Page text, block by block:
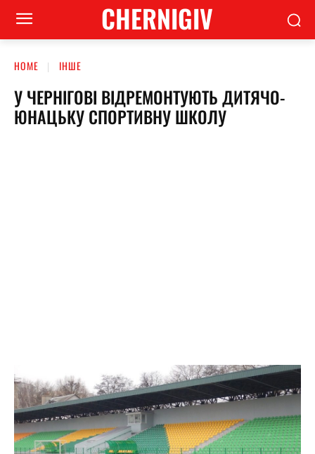
CHERNIGIV
HOME ІНШЕ
У ЧЕРНІГОВІ ВІДРЕМОНТУЮТЬ ДИТЯЧО-
ЮНАЦЬКУ СПОРТИВНУ ШКОЛУ